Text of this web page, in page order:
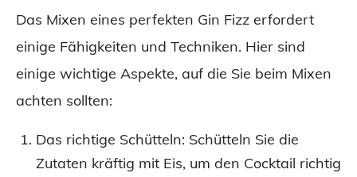
Das Mixen eines perfekten Gin Fizz erfordert
einige Fähigkeiten und Techniken. Hier sind
einige wichtige Aspekte, auf die Sie beim Mixen
achten sollten:
Das richtige Schütteln: Schütteln Sie die
Zutaten kräftig mit Eis, um den Cocktail richtig